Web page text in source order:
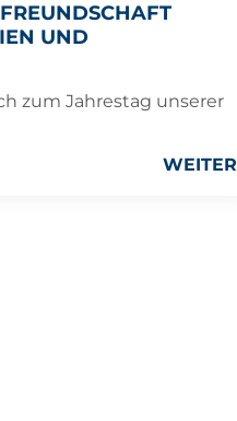
UND
zum Jahrestag unserer
WEITER